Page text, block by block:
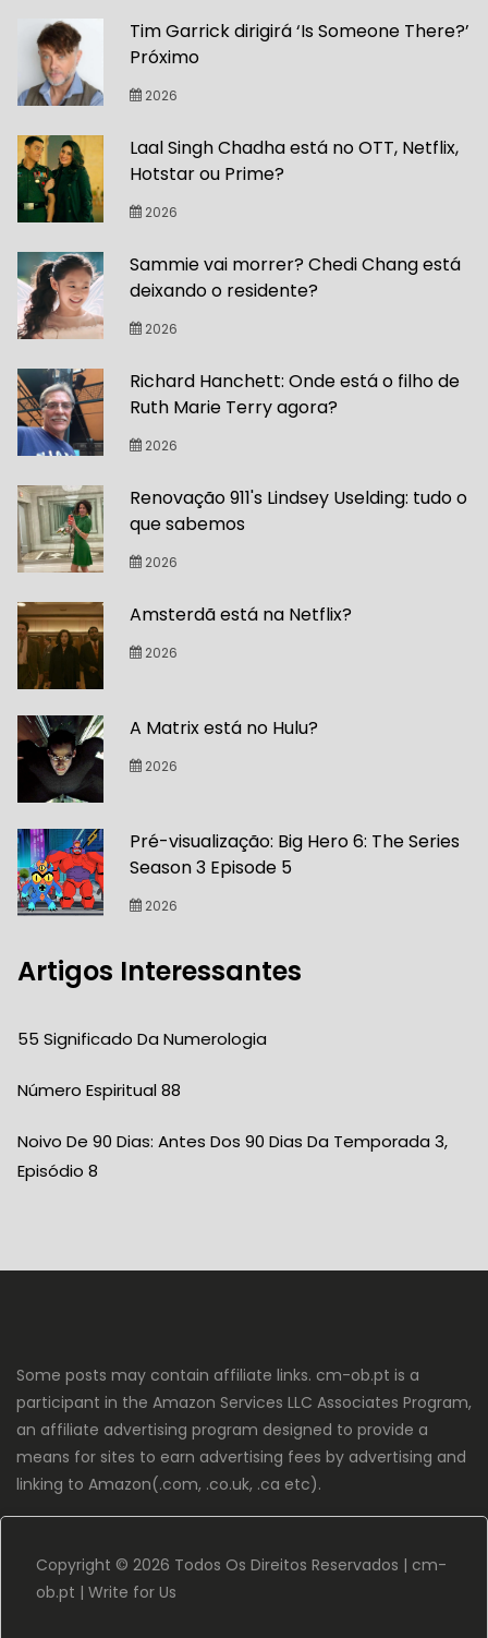
Tim Garrick dirigirá ‘Is Someone There?’
Próximo
2026
Laal Singh Chadha está no OTT, Netflix,
Hotstar ou Prime?
2026
Sammie vai morrer? Chedi Chang está
deixando o residente?
2026
Richard Hanchett: Onde está o filho de
Ruth Marie Terry agora?
2026
Renovação 911's Lindsey Uselding: tudo o
que sabemos
2026
Amsterdã está na Netflix?
2026
A Matrix está no Hulu?
2026
Pré-visualização: Big Hero 6: The Series
Season 3 Episode 5
2026
Artigos Interessantes
55 Significado Da Numerologia
Número Espiritual 88
Noivo De 90 Dias: Antes Dos 90 Dias Da Temporada 3,
Episódio 8
Some posts may contain affiliate links. cm-ob.pt is a
participant in the Amazon Services LLC Associates Program,
an affiliate advertising program designed to provide a
means for sites to earn advertising fees by advertising and
linking to Amazon(.com, .co.uk, .ca etc).
Copyright © 2026 Todos Os Direitos Reservados | cm-
ob.pt | Write for Us